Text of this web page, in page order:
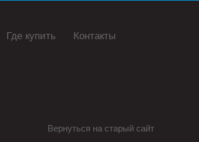
Где купить Контакты
Вернуться на старый сайт